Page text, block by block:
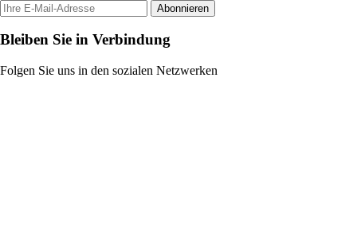
Abonnieren
Bleiben Sie in Verbindung
Folgen Sie uns in den sozialen Netzwerken